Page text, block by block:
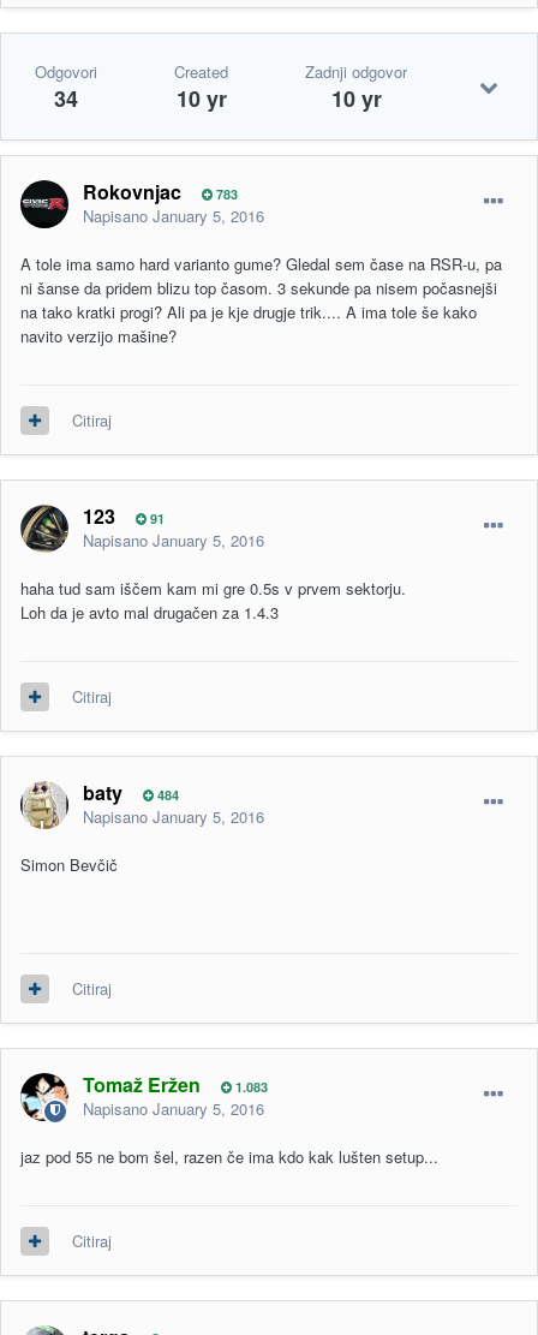
Odgovori
34
Created
10 yr
Zadnji odgovor
10 yr
Rokovnjac 783
Napisano January 5, 2016
A tole ima samo hard varianto gume? Gledal sem čase na RSR-u, pa
ni šanse da pridem blizu top časom. 3 sekunde pa nisem počasnejši
na tako kratki progi? Ali pa je kje drugje trik.... A ima tole še kako
navito verzijo mašine?
Citiraj
123 91
Napisano January 5, 2016
haha tud sam iščem kam mi gre 0.5s v prvem sektorju.
Loh da je avto mal drugačen za 1.4.3
Citiraj
baty 484
Napisano January 5, 2016
Simon Bevčič
Citiraj
Tomaž Eržen 1.083
Napisano January 5, 2016
jaz pod 55 ne bom šel, razen če ima kdo kak lušten setup...
Citiraj